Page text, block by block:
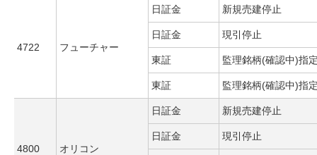
4722 フューチャー
日証金 新規売建停止
日証金 現引停止
東証 監理銘柄(確認中)指
東証 監理銘柄(確認中)指
4800 オリコン
日証金 新規売建停止
日証金 現引停止